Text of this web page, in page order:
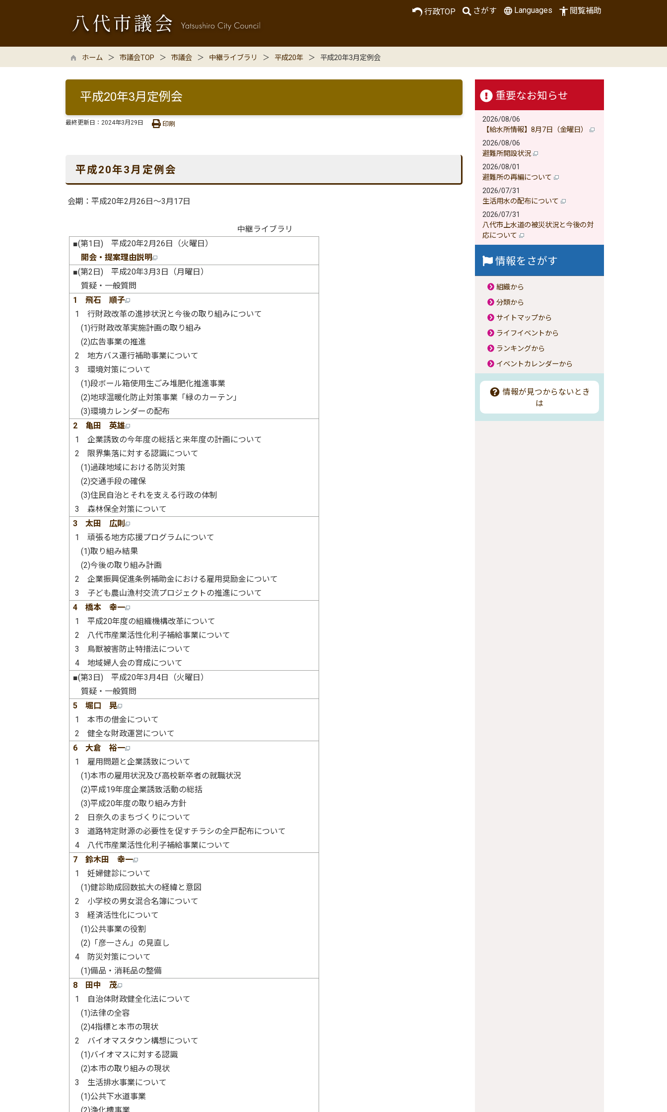
行政TOP さがす Languages 閲覧補助
ホーム 市議会TOP 市議会 中継ライブラリ 平成20年 平成20年3月定例会
平成20年3月定例会
最終更新日： 2024年3月29日 印刷
平成20年3月定例会
会期：平成20年2月26日～3月17日
中継ライブラリ
■(第1日) 平成20年2月26日（火曜日）
開会・提案理由説明
■(第2日) 平成20年3月3日（月曜日）
質疑・一般質問
1 飛石 順子
1 行財政改革の進捗状況と今後の取り組みについて
(1)行財政改革実施計画の取り組み
(2)広告事業の推進
2 地方バス運行補助事業について
3 環境対策について
(1)段ボール箱使用生ごみ堆肥化推進事業
(2)地球温暖化防止対策事業「緑のカーテン」
(3)環境カレンダーの配布
2 亀田 英雄
1 企業誘致の今年度の総括と来年度の計画について
2 限界集落に対する認識について
(1)過疎地域における防災対策
(2)交通手段の確保
(3)住民自治とそれを支える行政の体制
3 森林保全対策について
3 太田 広則
1 頑張る地方応援プログラムについて
(1)取り組み結果
(2)今後の取り組み計画
2 企業振興促進条例補助金における雇用奨励金について
3 子ども農山漁村交流プロジェクトの推進について
4 橋本 幸一
1 平成20年度の組織機構改革について
2 八代市産業活性化利子補給事業について
3 鳥獣被害防止特措法について
4 地域婦人会の育成について
■(第3日) 平成20年3月4日（火曜日）
質疑・一般質問
5 堀口 晃
1 本市の借金について
2 健全な財政運営について
6 大倉 裕一
1 雇用問題と企業誘致について
(1)本市の雇用状況及び高校新卒者の就職状況
(2)平成19年度企業誘致活動の総括
(3)平成20年度の取り組み方針
2 日奈久のまちづくりについて
3 道路特定財源の必要性を促すチラシの全戸配布について
4 八代市産業活性化利子補給事業について
7 鈴木田 幸一
1 妊婦健診について
(1)健診助成回数拡大の経緯と意図
2 小学校の男女混合名簿について
3 経済活性化について
(1)公共事業の役割
(2)「彦一さん」の見直し
4 防災対策について
(1)備品・消耗品の整備
8 田中 茂
1 自治体財政健全化法について
(1)法律の全容
(2)4指標と本市の現状
2 バイオマスタウン構想について
(1)バイオマスに対する認識
(2)本市の取り組みの現状
3 生活排水事業について
(1)公共下水道事業
重要なお知らせ
2026/08/06
【給水所情報】8月7日（金曜日）
2026/08/06
避難所開設状況
2026/08/01
避難所の再編について
2026/07/31
生活用水の配布について
2026/07/31
八代市上水道の被災状況と今後の対
応について
情報をさがす
組織から
分類から
サイトマップから
ライフイベントから
ランキングから
イベントカレンダーから
情報が見つからないとき
は